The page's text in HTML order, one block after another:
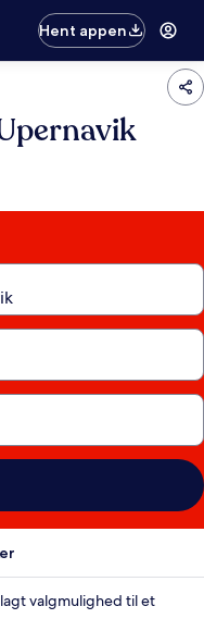
Hent appen
valgmulighed til et